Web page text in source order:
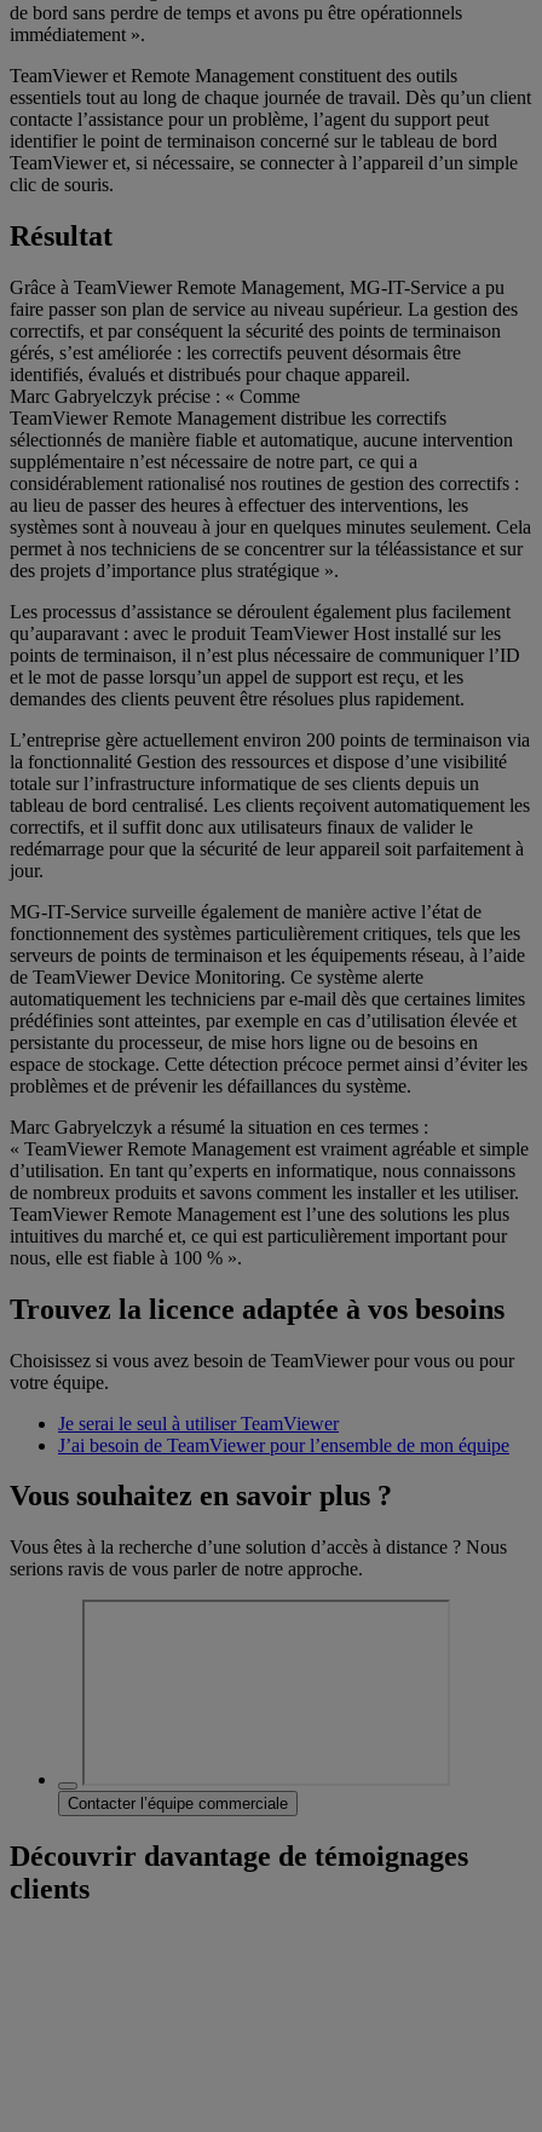
de bord sans perdre de temps et avons pu être opérationnels
immédiatement ».
TeamViewer et Remote Management constituent des outils
essentiels tout au long de chaque journée de travail. Dès qu’un client
contacte l’assistance pour un problème, l’agent du support peut
identifier le point de terminaison concerné sur le tableau de bord
TeamViewer et, si nécessaire, se connecter à l’appareil d’un simple
clic de souris.
Résultat
Grâce à TeamViewer Remote Management, MG-IT-Service a pu
faire passer son plan de service au niveau supérieur. La gestion des
correctifs, et par conséquent la sécurité des points de terminaison
gérés, s’est améliorée : les correctifs peuvent désormais être
identifiés, évalués et distribués pour chaque appareil.
Marc Gabryelczyk précise : « Comme
TeamViewer Remote Management distribue les correctifs
sélectionnés de manière fiable et automatique, aucune intervention
supplémentaire n’est nécessaire de notre part, ce qui a
considérablement rationalisé nos routines de gestion des correctifs :
au lieu de passer des heures à effectuer des interventions, les
systèmes sont à nouveau à jour en quelques minutes seulement. Cela
permet à nos techniciens de se concentrer sur la téléassistance et sur
des projets d’importance plus stratégique ».
Les processus d’assistance se déroulent également plus facilement
qu’auparavant : avec le produit TeamViewer Host installé sur les
points de terminaison, il n’est plus nécessaire de communiquer l’ID
et le mot de passe lorsqu’un appel de support est reçu, et les
demandes des clients peuvent être résolues plus rapidement.
L’entreprise gère actuellement environ 200 points de terminaison via
la fonctionnalité Gestion des ressources et dispose d’une visibilité
totale sur l’infrastructure informatique de ses clients depuis un
tableau de bord centralisé. Les clients reçoivent automatiquement les
correctifs, et il suffit donc aux utilisateurs finaux de valider le
redémarrage pour que la sécurité de leur appareil soit parfaitement à
jour.
MG-IT-Service surveille également de manière active l’état de
fonctionnement des systèmes particulièrement critiques, tels que les
serveurs de points de terminaison et les équipements réseau, à l’aide
de TeamViewer Device Monitoring. Ce système alerte
automatiquement les techniciens par e-mail dès que certaines limites
prédéfinies sont atteintes, par exemple en cas d’utilisation élevée et
persistante du processeur, de mise hors ligne ou de besoins en
espace de stockage. Cette détection précoce permet ainsi d’éviter les
problèmes et de prévenir les défaillances du système.
Marc Gabryelczyk a résumé la situation en ces termes :
« TeamViewer Remote Management est vraiment agréable et simple
d’utilisation. En tant qu’experts en informatique, nous connaissons
de nombreux produits et savons comment les installer et les utiliser.
TeamViewer Remote Management est l’une des solutions les plus
intuitives du marché et, ce qui est particulièrement important pour
nous, elle est fiable à 100 % ».
Trouvez la licence adaptée à vos besoins
Choisissez si vous avez besoin de TeamViewer pour vous ou pour
votre équipe.
Je serai le seul à utiliser TeamViewer
J’ai besoin de TeamViewer pour l’ensemble de mon équipe
Vous souhaitez en savoir plus ?
Vous êtes à la recherche d’une solution d’accès à distance ? Nous
serions ravis de vous parler de notre approche.
Contacter l’équipe commerciale
Découvrir davantage de témoignages
clients